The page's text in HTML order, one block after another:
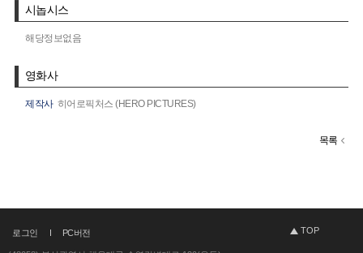
시놉시스
해당정보없음
영화사
제작사 히어로픽처스 (HERO PICTURES)
목록
로그인 PC버전 TOP